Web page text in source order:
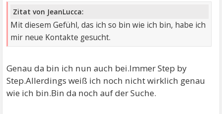
Zitat von JeanLucca:
Mit diesem Gefühl, das ich so bin wie ich bin, habe ich
mir neue Kontakte gesucht.
Genau da bin ich nun auch bei.Immer Step by
Step.Allerdings weiß ich noch nicht wirklich genau
wie ich bin.Bin da noch auf der Suche.